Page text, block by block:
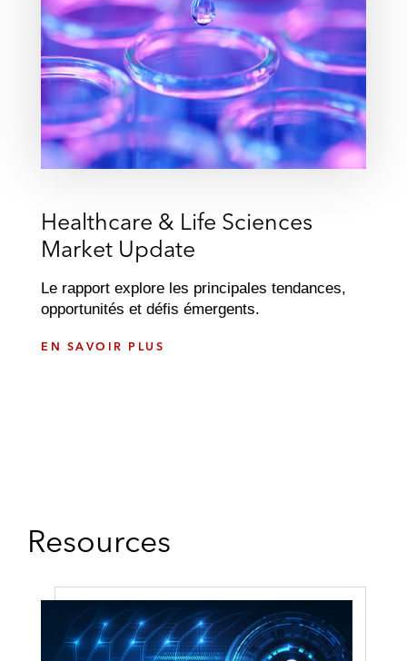
Healthcare & Life Sciences
Market Update
Le rapport explore les principales tendances,
opportunités et défis émergents.
EN SAVOIR PLUS
I
F
S
C
I
E
N
Resources